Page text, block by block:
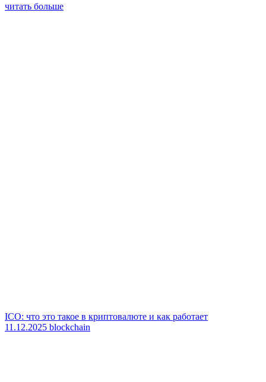
читать больше
ICO: что это такое в криптовалюте и как работает
11.12.2025 blockchain